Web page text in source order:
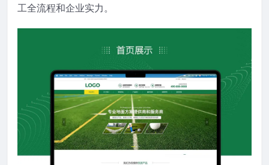
工全流程和企业实力。